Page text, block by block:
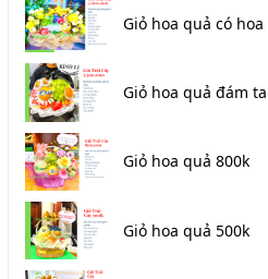
Giỏ hoa quả có hoa
Giỏ hoa quả đám
Giỏ hoa quả 800k
Giỏ hoa quả 500k